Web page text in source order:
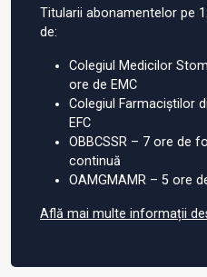
Titularii abonamentelor pe
de:
Colegiul Medicilor
ore de EMC
Colegiul Farmaciștilor
EFC
OBBCSSR – 7 ore de
continuă
OAMGMAMR – 5 ore
Află mai multe informații